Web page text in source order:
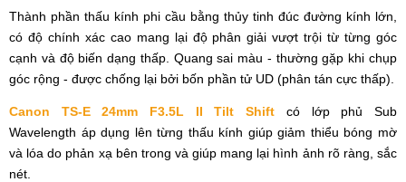
Thành phần thấu kính phi cầu bằng thủy tinh đúc đường kính lớn,
có độ chính xác cao mang lại độ phân giải vượt trội từ từng góc
cạnh và độ biến dạng thấp. Quang sai màu - thường gặp khi chụp
góc rộng - được chống lại bởi bốn phần tử UD (phân tán cực thấp).
Canon TS-E 24mm F3.5L II Tilt Shift có lớp phủ Sub
Wavelength áp dụng lên từng thấu kính giúp giảm thiểu bóng mờ
và lóa do phản xạ bên trong và giúp mang lại hình ảnh rõ ràng, sắc
nét.